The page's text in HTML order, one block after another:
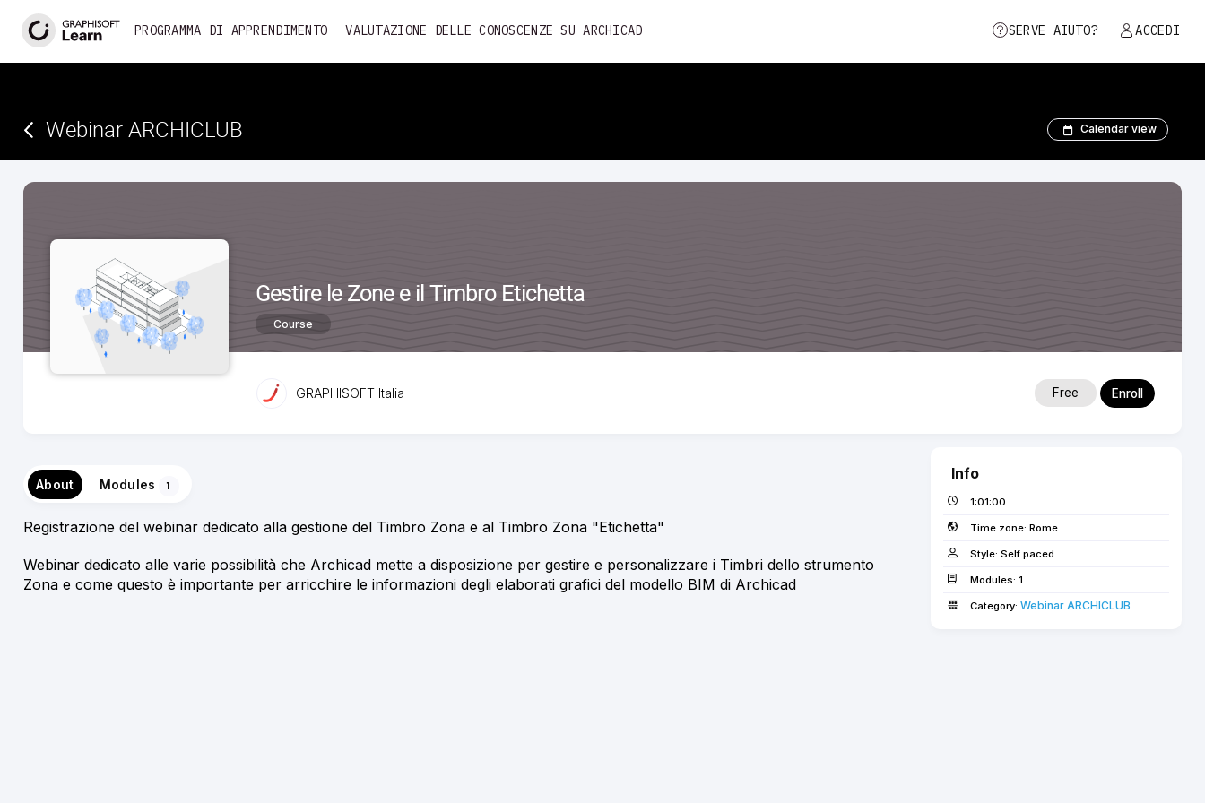
Skip
PROGRAMMA DI APPRENDIMENTO VALUTAZIONE DELLE CONOSCENZE SU ARCHICAD SERVE AIUTO? ACCEDI
Webinar ARCHICLUB Calendar view
Gestire le Zone e il Timbro Etichetta
Course
GRAPHISOFT Italia Free Enroll
About Modules 1
Registrazione del webinar dedicato alla gestione del Timbro Zona e al Timbro Zona "Etichetta"
Webinar dedicato alle varie possibilità che Archicad mette a disposizione per gestire e personalizzare i Timbri dello strumento
Zona e come questo è importante per arricchire le informazioni degli elaborati grafici del modello BIM di Archicad
Info
1:01:00
Time zone: Rome
Style: Self paced
Modules: 1
Category: Webinar ARCHICLUB